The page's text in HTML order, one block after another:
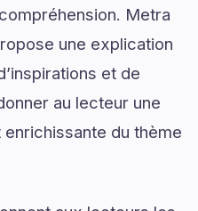
Metra
une explication
et de
au lecteur une
du thème